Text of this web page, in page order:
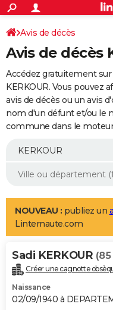
ACTUALITÉS
Politique
Société
Faits Divers
Education
Monde
Villes
+
SPORT
Coupe du monde 2026
Football
Tennis
Cyclisme
Rugby
Forum
Programme TV
TNT
Streaming
Cinéma
Sorties cinéma
Musique
+
FINANCE
Retraite
Epargne
Immobilier
Risques naturels par ville
Banque
Assurance
AUTO
Essais
Réserver un essai
Citadines
Berlines
SUV
Forum auto
+
Mobiles
Meilleur smartphone
Internet
Ordinateurs
Jeux vidéo
Guide high-tech
Aménagement intérieur
LIFESTYLE
Art de vivre
Bien-être
Loisirs
Mode
Modes de vie
Alimentation
Guide de la santé
Maladies
Médicaments
Sommeil
VOYAGE
Destinations
City break
Voyage nature
Voyage de noces
Forum
Climat
+PHOTO
GUIDES D'ACHAT
Avis de décès
Avis de décès
Accédez gratuitement
KERKOUR. Vous pouvez
avis de décès ou un avis
nom d'un défunt et/ou le
commune dans le
NOUVEAU : publiez un
Linternaute.com
Sadi KERKOUR (85
Créer une cagnotte
Naissance
02/09/1940 à